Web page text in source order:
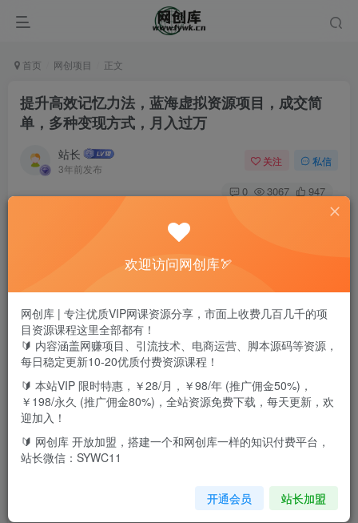
首页 网创项目 正文
提升高效记忆力法，蓝海虚拟资源项目，成交简
单，多种变现方式，月入过万
站长
3年前发布
关注 私信
0 3067 947
不管是什么年龄段都想要提高自己的记忆力，提高
自己的学习方法，过目不忘的能力，
欢迎访问网创库🏹
网创库 | 专注优质VIP网课资源分享，市面上收费几百几千的项
目资源课程这里全部都有！
🔰 内容涵盖网赚项目、引流技术、电商运营、脚本源码等资源，
每日稳定更新10-20优质付费资源课程！
🔰 本站VIP 限时特惠，￥28/月，￥98/年 (推广佣金50%)，
￥198/永久 (推广佣金80%)，全站资源免费下载，每天更新，欢
迎加入！
🔰 网创库 开放加盟，搭建一个和网创库一样的知识付费平台，
站长微信：SYWC11
开通会员 站长加盟